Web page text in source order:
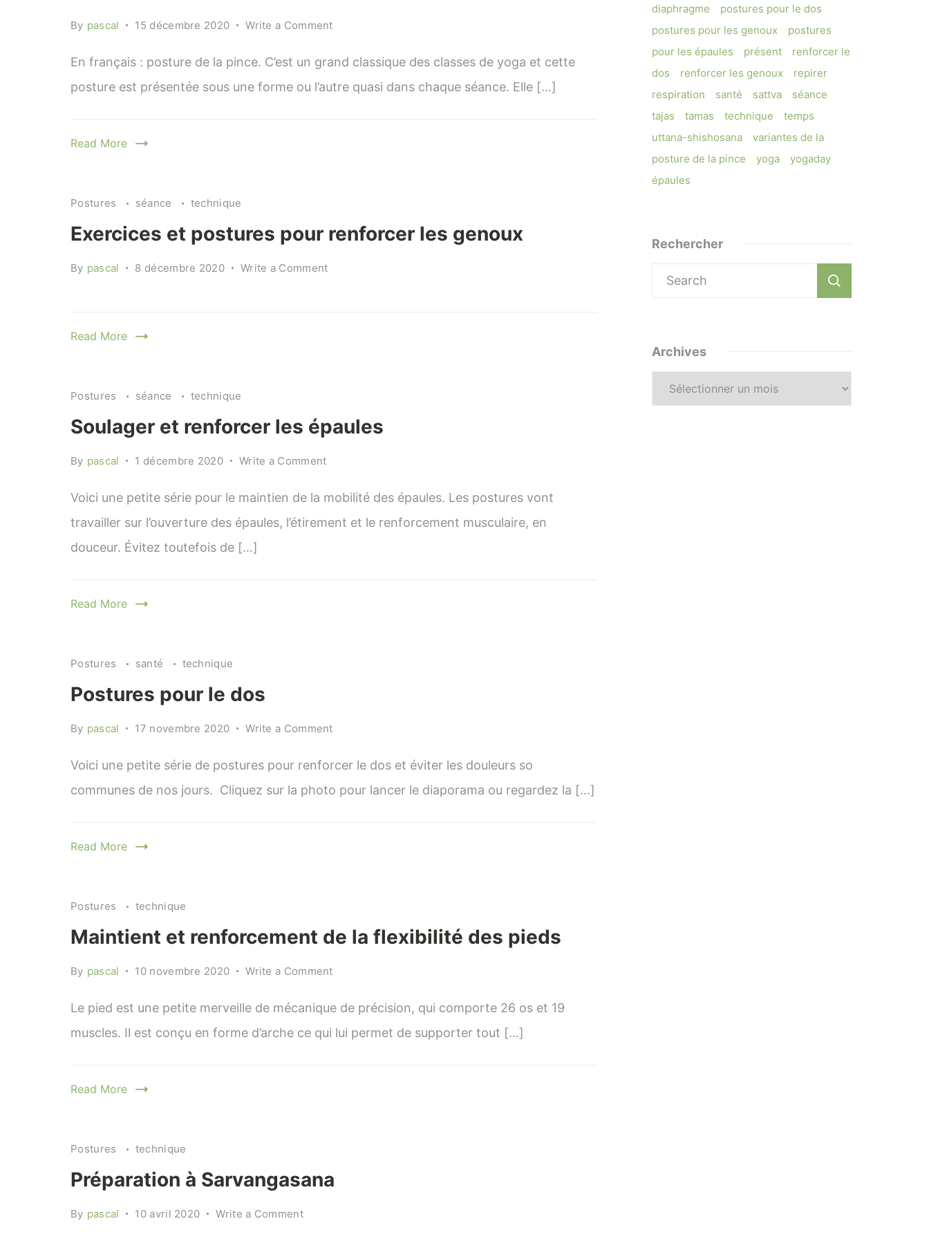
By pascal 15 décembre 2020 Write a Commenton
Paschimottanasana
En français : posture de la pince. C’est un grand classique des classes de yoga et cette
posture est présentée sous une forme ou l’autre quasi dans chaque séance. Elle […]
Read More
Postures séance technique
Exercices et postures pour renforcer les genoux
By pascal 8 décembre 2020 Write a Commenton
Read More
Postures séance technique
Soulager et renforcer les épaules
By pascal 1 décembre 2020 Write a Commenton
et
Voici une petite série pour le maintien de la mobilité des épaules. Les postures vont
travailler sur l’ouverture des épaules, l’étirement et le renforcement musculaire, en
douceur. Évitez toutefois de […]
Read More
Postures santé technique
Postures pour le dos
By pascal 17 novembre 2020 Write a Commenton
pour
dos
Voici une petite série de postures pour renforcer le dos et éviter les douleurs so
communes de nos jours. Cliquez sur la photo pour lancer le diaporama ou regardez la […]
Read More
Postures technique
Maintient et renforcement de la flexibilité des pieds
By pascal 10 novembre 2020 Write a Commenton
et
Le pied est une petite merveille de mécanique de précision, qui comporte 26 os et 19
muscles. Il est conçu en forme d’arche ce qui lui permet de supporter tout […]
Read More
Postures technique
Préparation à Sarvangasana
By pascal 10 avril 2020 Write a Commenton
diaphragme
postures pour le dos
postures pour les genoux
postures
pour les épaules
présent
renforcer le
dos
renforcer les genoux
repirer
respiration
santé sattva
séance
tajas
tamas technique
temps
uttana-shishosana
variantes de la
posture de la pince
yoga
yogaday
épaules
Rechercher
Search
for:
Archives
Archives